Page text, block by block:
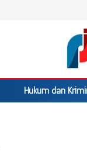
Hukum dan